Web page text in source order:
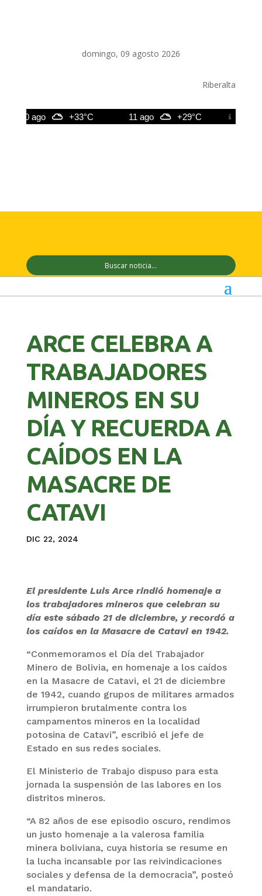
domingo, 09 agosto 2026
Riberalta
10 ago +33°C 11 ago +29°C 12 ago
ARCE CELEBRA A
TRABAJADORES
MINEROS EN SU
DÍA Y RECUERDA A
CAÍDOS EN LA
MASACRE DE
CATAVI
DIC 22, 2024
El presidente Luis Arce rindió homenaje a
los trabajadores mineros que celebran su
día este sábado 21 de diciembre, y recordó a
los caídos en la Masacre de Catavi en 1942.
“Conmemoramos el Día del Trabajador
Minero de Bolivia, en homenaje a los caídos
en la Masacre de Catavi, el 21 de diciembre
de 1942, cuando grupos de militares armados
irrumpieron brutalmente contra los
campamentos mineros en la localidad
potosina de Catavi”, escribió el jefe de
Estado en sus redes sociales.
El Ministerio de Trabajo dispuso para esta
jornada la suspensión de las labores en los
distritos mineros.
“A 82 años de ese episodio oscuro, rendimos
un justo homenaje a la valerosa familia
minera boliviana, cuya historia se resume en
la lucha incansable por las reivindicaciones
sociales y defensa de la democracia”, posteó
el mandatario.